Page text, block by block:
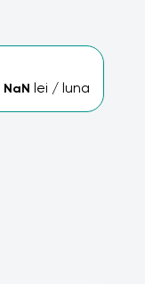
NaN lei / luna